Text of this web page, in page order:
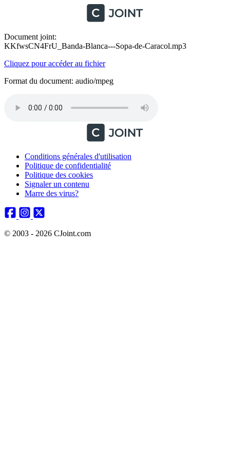
Document joint:
KKfwsCN4FrU_Banda-Blanca---Sopa-de-Caracol.mp3
Cliquez pour accéder au fichier
Format du document: audio/mpeg
Conditions générales d'utilisation
Politique de confidentialité
Politique des cookies
Signaler un contenu
Marre des virus?
© 2003 - 2026 CJoint.com